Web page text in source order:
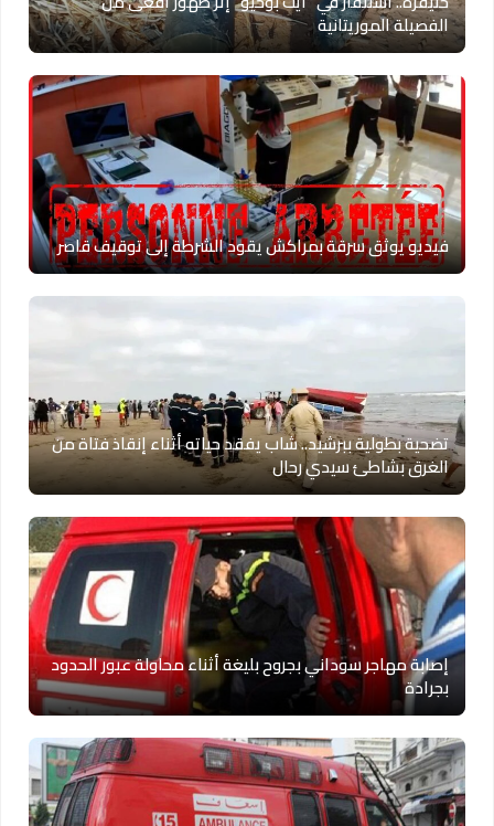
الفصيلة الموريتانية
فيديو يوثق سرقة بمراكش يقود الشرطة إلى توقيف قاصر
تضحية بطولية ببرشيد.. شاب يفقد حياته أثناء إنقاذ فتاة من
الغرق بشاطئ سيدي رحال
إصابة مهاجر سوداني بجروح بليغة أثناء محاولة عبور الحدود
بجرادة